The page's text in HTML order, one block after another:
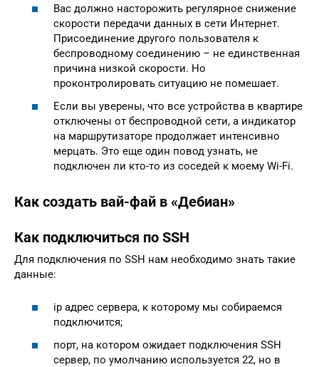
Вас должно насторожить регулярное снижение
скорости передачи данных в сети Интернет.
Присоединение другого пользователя к
беспроводному соединению – не единственная
причина низкой скорости. Но
проконтролировать ситуацию не помешает.
Если вы уверены, что все устройства в квартире
отключены от беспроводной сети, а индикатор
на маршрутизаторе продолжает интенсивно
мерцать. Это еще один повод узнать, не
подключен ли кто-то из соседей к моему Wi-Fi.
Как создать вай-фай в «Дебиан»
Как подключиться по SSH
Для подключения по SSH нам необходимо знать такие
данные:
ip адрес сервера, к которому мы собираемся
подключится;
порт, на котором ожидает подключения SSH
сервер, по умолчанию используется 22, но в